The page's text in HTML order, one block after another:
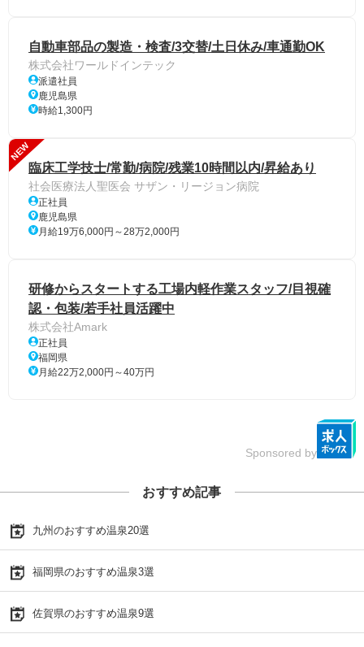
自動車部品の製造・検査/3交替/土日休み/車通勤OK
株式会社ワールドインテック
派遣社員
鹿児島県
時給1,300円
NEW
臨床工学技士/常勤/病院/残業10時間以内/昇給あり
社会医療法人聖医会 サザン・リージョン病院
正社員
鹿児島県
月給19万6,000円～28万2,000円
研修からスタートする工場内軽作業スタッフ/目視確
認・包装/若手社員活躍中
株式会社Amark
正社員
福岡県
月給22万2,000円～40万円
Sponsored by
おすすめ記事
九州のおすすめ温泉20選
福岡県のおすすめ温泉3選
佐賀県のおすすめ温泉9選